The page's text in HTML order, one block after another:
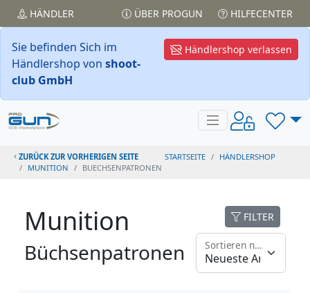
HÄNDLER ÜBER PROGUN HILFECENTER
Händlershop verlassen
Sie befinden Sich im
Händlershop von shoot-
club GmbH
ZURÜCK ZUR VORHERIGEN SEITE STARTSEITE
HÄNDLERSHOP
MUNITION
BUECHSENPATRONEN
Munition
Büchsenpatronen
FILTER
Sortieren nach